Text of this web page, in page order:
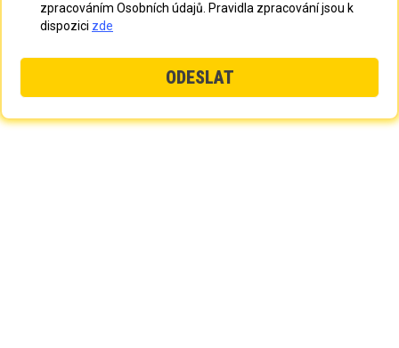
zpracováním Osobních údajů. Pravidla zpracování jsou k
dispozici zde
ODESLAT